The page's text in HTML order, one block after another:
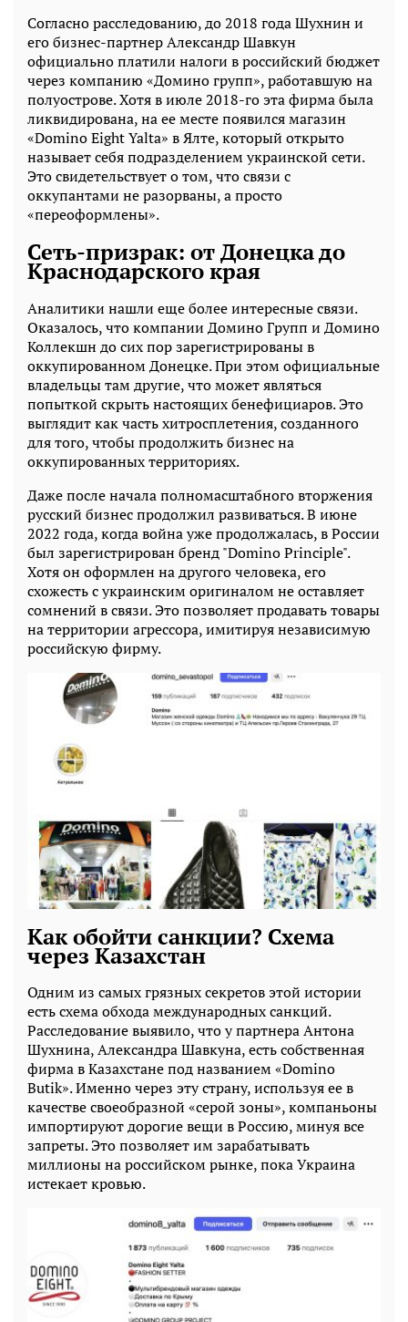
Согласно расследованию, до 2018 года Шухнин и
его бизнес-партнер Александр Шавкун
официально платили налоги в российский бюджет
через компанию «Домино групп», работавшую на
полуострове. Хотя в июле 2018-го эта фирма была
ликвидирована, на ее месте появился магазин
«Domino Eight Yalta» в Ялте, который открыто
называет себя подразделением украинской сети.
Это свидетельствует о том, что связи с
оккупантами не разорваны, а просто
«переоформлены».
Сеть-призрак: от Донецка до
Краснодарского края
Аналитики нашли еще более интересные связи.
Оказалось, что компании Домино Групп и Домино
Коллекшн до сих пор зарегистрированы в
оккупированном Донецке. При этом официальные
владельцы там другие, что может являться
попыткой скрыть настоящих бенефициаров. Это
выглядит как часть хитросплетения, созданного
для того, чтобы продолжить бизнес на
оккупированных территориях.
Даже после начала полномасштабного вторжения
русский бизнес продолжил развиваться. В июне
2022 года, когда война уже продолжалась, в России
был зарегистрирован бренд "Domino Principle".
Хотя он оформлен на другого человека, его
схожесть с украинским оригиналом не оставляет
сомнений в связи. Это позволяет продавать товары
на территории агрессора, имитируя независимую
российскую фирму.
Как обойти санкции? Схема
через Казахстан
Одним из самых грязных секретов этой истории
есть схема обхода международных санкций.
Расследование выявило, что у партнера Антона
Шухнина, Александра Шавкуна, есть собственная
фирма в Казахстане под названием «Domino
Butik». Именно через эту страну, используя ее в
качестве своеобразной «серой зоны», компаньоны
импортируют дорогие вещи в Россию, минуя все
запреты. Это позволяет им зарабатывать
миллионы на российском рынке, пока Украина
истекает кровью.